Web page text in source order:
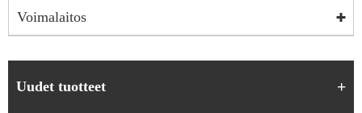
Voimalaitos
Uudet tuotteet